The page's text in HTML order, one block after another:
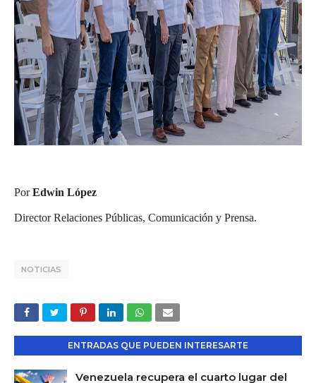
PorEdwin López
Director Relaciones Públicas, Comunicación y Prensa.
NOTICIAS
ENTRADAS QUE PUEDEN INTERESARTE
Venezuela recupera el cuarto lugar del